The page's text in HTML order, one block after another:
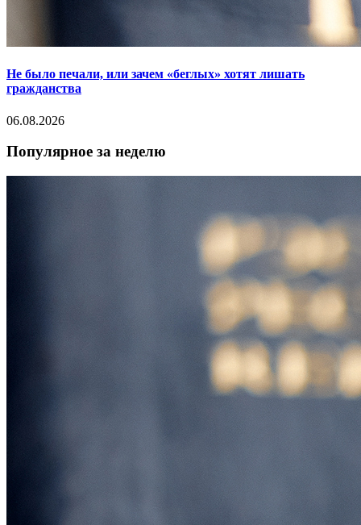
Не было печали, или зачем «беглых» хотят лишать
гражданства
06.08.2026
Популярное за неделю